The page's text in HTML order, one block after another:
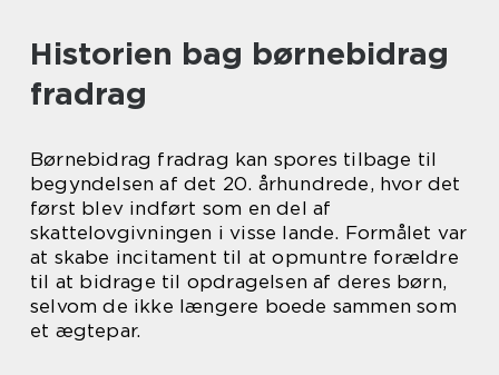
Historien bag børnebidrag
fradrag
Børnebidrag fradrag kan spores tilbage til
begyndelsen af det 20. århundrede, hvor det
først blev indført som en del af
skattelovgivningen i visse lande. Formålet var
at skabe incitament til at opmuntre forældre
til at bidrage til opdragelsen af deres børn,
selvom de ikke længere boede sammen som
et ægtepar.